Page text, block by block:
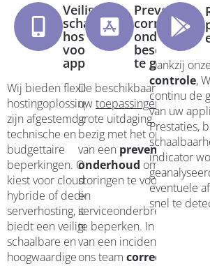
Veilige,
schaalbare
hosting
voor uw
applicaties
Wij bieden flexibele
hostingoplossingen die
zijn afgestemd op uw
technische en
budgettaire
beperkingen. Of u nu
kiest voor cloud-,
hybride of dedicated
serverhosting, iterates
biedt een veilige,
schaalbare en
hoogwaardige
Preventief
correctief
onderhoud
te
De beschikbaarheid van
uwtoepassingenis een
grote uitdaging. We zijn
bezig met het opzetten
van een preventief
onderhoud om
storingen te voorkomen
en
serviceonderbrekingen
te beperken. In het geval
van een incident biedt
ons team correctief
Dankzij onze
controle,
continu de
van uw
Prestaties,
indicator
eventuele
snel te